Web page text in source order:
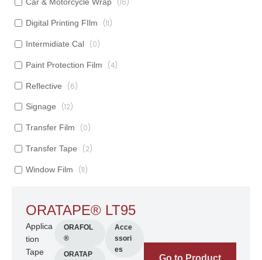
Car & Motorcycle Wrap (16)
Digital Printing FIlm (11)
Intermidiate Cal (0)
Paint Protection Film (4)
Reflective (6)
Signage (12)
Transfer Film (0)
Transfer Tape (2)
Window Film (11)
ORATAPE® LT95
Applica
tion
Tape
ORAFOL
®
ORATAP
Acce
ssori
es
Go to Product